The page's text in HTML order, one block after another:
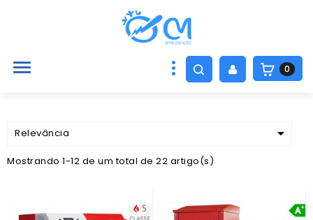
 0
Relevância 
Mostrando 1-12 de um total de 22 artigo(s)